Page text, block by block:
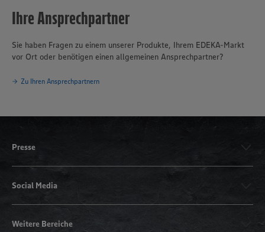
Ihre Ansprechpartner
Sie haben Fragen zu einem unserer Produkte, Ihrem EDEKA-Markt
vor Ort oder benötigen einen allgemeinen Ansprechpartner?
Zu Ihren Ansprechpartnern
Presse
Social Media
Weitere Bereiche